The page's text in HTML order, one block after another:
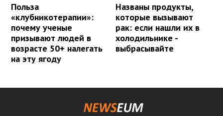
Польза
«клубникотерапии»:
почему ученые
призывают людей в
возрасте 50+ налегать
на эту ягоду
Названы продукты,
которые вызывают
рак: если нашли их в
холодильнике -
выбрасывайте